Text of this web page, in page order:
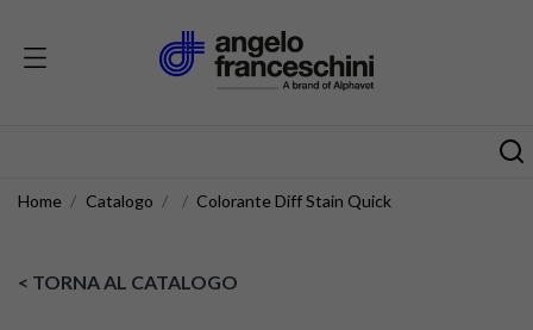
Home Catalogo Colorante Diff Stain Quick
< TORNA AL CATALOGO